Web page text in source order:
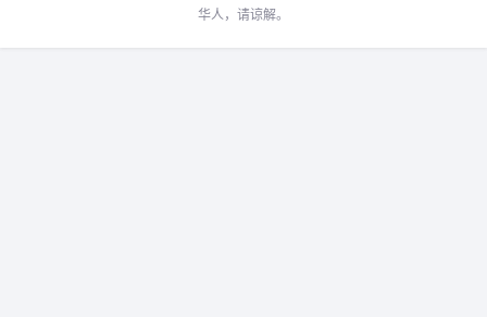
华人，请谅解。